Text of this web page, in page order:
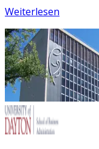
Weiterlesen